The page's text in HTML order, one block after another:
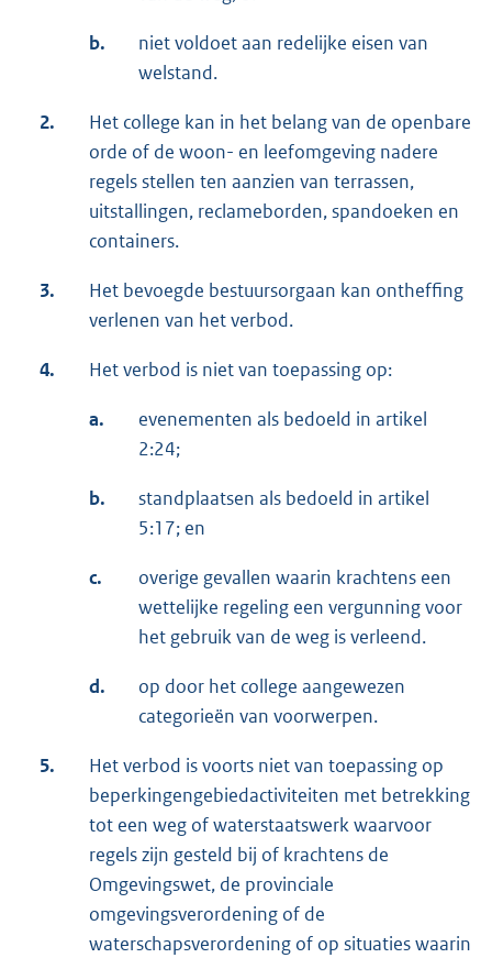
b.
niet voldoet aan redelijke eisen van
welstand.
2.
Het college kan in het belang van de openbare
orde of de woon- en leefomgeving nadere
regels stellen ten aanzien van terrassen,
uitstallingen, reclameborden, spandoeken en
containers.
3.
Het bevoegde bestuursorgaan kan ontheffing
verlenen van het verbod.
4. Het verbod is niet van toepassing op:
a.
evenementen als bedoeld in artikel
2:24;
b.
standplaatsen als bedoeld in artikel
5:17; en
c.
overige gevallen waarin krachtens een
wettelijke regeling een vergunning voor
het gebruik van de weg is verleend.
d.
op door het college aangewezen
categorieën van voorwerpen.
5.
Het verbod is voorts niet van toepassing op
beperkingengebiedactiviteiten met betrekking
tot een weg of waterstaatswerk waarvoor
regels zijn gesteld bij of krachtens de
Omgevingswet, de provinciale
omgevingsverordening of de
waterschapsverordening of op situaties waarin